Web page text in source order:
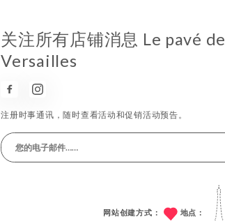
关注所有店铺消息 Le pavé de
Versailles
注册时事通讯，随时查看活动和促销活动预告。
网站创建方式： 地点：